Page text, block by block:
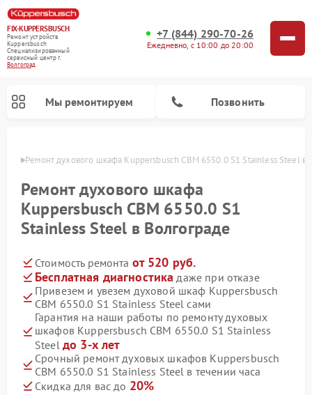
FIX-KUPPERSBUSCH
Ремонт устройств
Kuppersbusch
Специализированный
cервисный центр г.
Волгоград
+7 (844) 290-70-26
Ежедневно, с 10:00 до 20:00
Мы ремонтируем Позвонить
Ремонт духового шкафа Kuppersbusch CBM 6550.0 S1 Stainless Steel в
Ремонт духового шкафа
Kuppersbusch CBM 6550.0 S1
Stainless Steel в Волгограде
Стоимость ремонта от 520 руб.
Бесплатная диагностика даже при отказе
Привезем и увезем духовой шкаф Kuppersbusch
CBM 6550.0 S1 Stainless Steel сами
Гарантия на наши работы по ремонту духовых
шкафов Kuppersbusch CBM 6550.0 S1 Stainless
Steel до 3-х лет
Срочный ремонт духовых шкафов Kuppersbusch
CBM 6550.0 S1 Stainless Steel в течении часа
Скидка для вас до 20%